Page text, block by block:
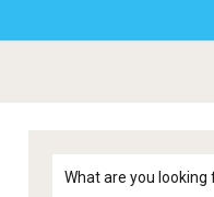
kiem